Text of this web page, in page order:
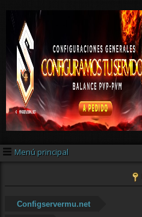
Menú principal
Configservermu.net